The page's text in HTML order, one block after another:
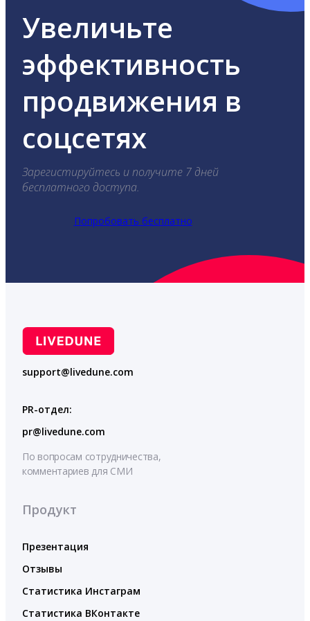
Увеличьте
эффективность
продвижения в
соцсетях
Зарегистируйтесь и получите 7 дней
бесплатного доступа.
Попробовать бесплатно
support@livedune.com
PR-отдел:
pr@livedune.com
По вопросам сотрудничества,
комментариев для СМИ
Продукт
Презентация
Отзывы
Статистика Инстаграм
Статистика ВКонтакте